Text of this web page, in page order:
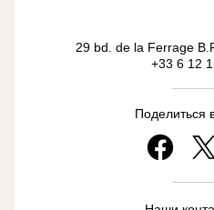
29 bd. de la Ferrage
+33 6 12
Поделиться